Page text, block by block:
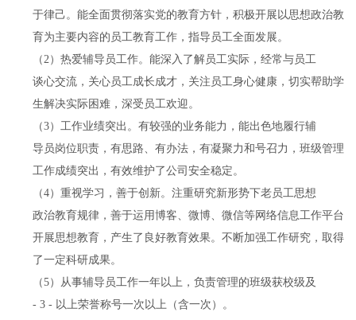
于律己。能全面贯彻落实党的教育方针，积极开展以思想政治教
育为主要内容的员工教育工作，指导员工全面发展。
（2）热爱辅导员工作。能深入了解员工实际，经常与员工
谈心交流，关心员工成长成才，关注员工身心健康，切实帮助学
生解决实际困难，深受员工欢迎。
（3）工作业绩突出。有较强的业务能力，能出色地履行辅
导员岗位职责，有思路、有办法，有凝聚力和号召力，班级管理
工作成绩突出，有效维护了公司安全稳定。
（4）重视学习，善于创新。注重研究新形势下老员工思想
政治教育规律，善于运用博客、微博、微信等网络信息工作平台
开展思想教育，产生了良好教育效果。不断加强工作研究，取得
了一定科研成果。
（5）从事辅导员工作一年以上，负责管理的班级获校级及
- 3 - 以上荣誉称号一次以上（含一次）。